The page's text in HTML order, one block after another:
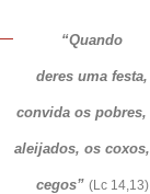
“Quando
deres uma festa,
convida os pobres,
aleijados, os
cegos” (Lc 14,13)